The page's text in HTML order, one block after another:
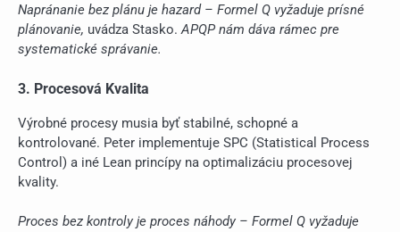
Napránanie bez plánu je hazard – Formel Q vyžaduje prísné
plánovanie, uvádza Stasko. APQP nám dáva rámec pre
systematické správanie.
3. Procesová Kvalita
Výrobné procesy musia byť stabilné, schopné a
kontrolované. Peter implementuje SPC (Statistical Process
Control) a iné Lean princípy na optimalizáciu procesovej
kvality.
Proces bez kontroly je proces náhody – Formel Q vyžaduje